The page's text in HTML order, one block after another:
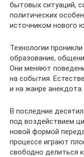
бытовых ситуаций,
политических
источником нового
Технологии
образование,
Они меняют
на события.
и на жанре анекдота.
В последние
под воздействием
новой формой
процессе играют
свободно делиться